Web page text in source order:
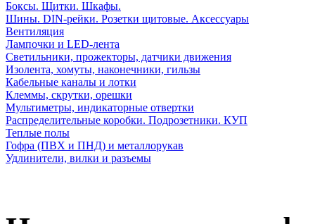
Боксы. Щитки. Шкафы.
Шины. DIN-рейки. Розетки щитовые. Аксессуары
Вентиляция
Лампочки и LED-лента
Светильники, прожекторы, датчики движения
Изолента, хомуты, наконечники, гильзы
Кабельные каналы и лотки
Клеммы, скрутки, орешки
Мультиметры, индикаторные отвертки
Распределительные коробки. Подрозетники. КУП
Теплые полы
Гофра (ПВХ и ПНД) и металлорукав
Удлинители, вилки и разъемы